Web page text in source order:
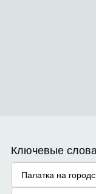
Ключевые
Палатка на